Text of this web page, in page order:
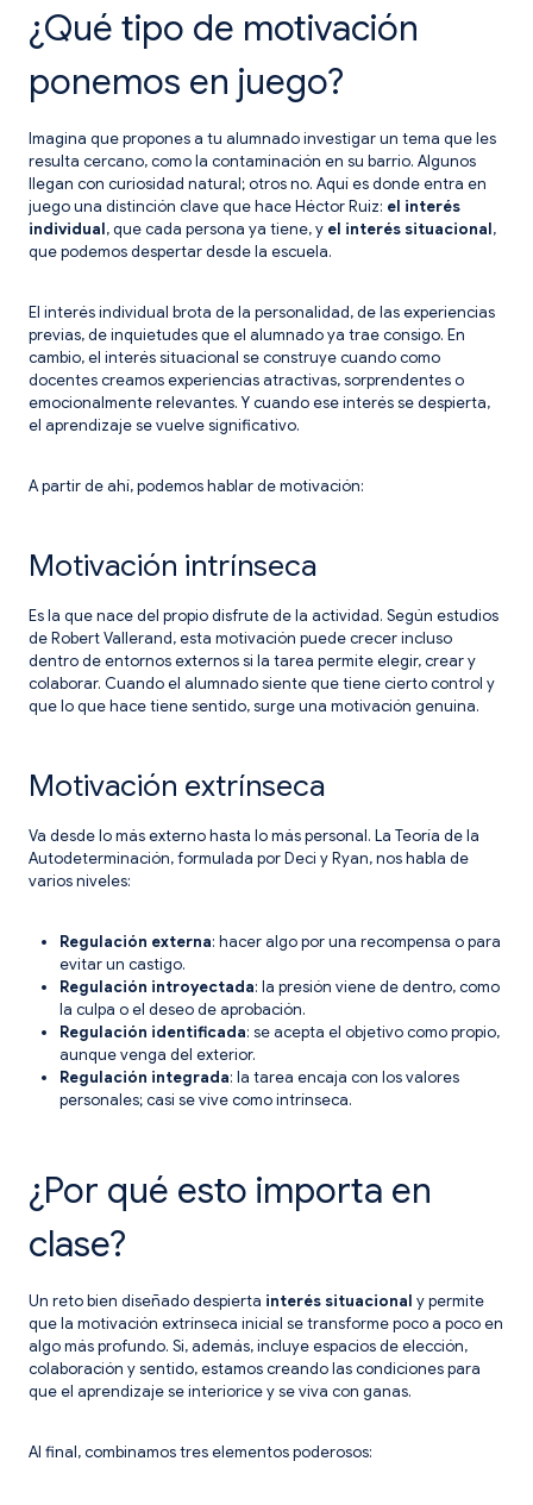
¿Qué tipo de motivación
ponemos en juego?
Imagina que propones a tu alumnado investigar un tema que les
resulta cercano, como la contaminación en su barrio. Algunos
llegan con curiosidad natural; otros no. Aquí es donde entra en
juego una distinción clave que hace Héctor Ruiz: el interés
individual, que cada persona ya tiene, y el interés situacional,
que podemos despertar desde la escuela.
El interés individual brota de la personalidad, de las experiencias
previas, de inquietudes que el alumnado ya trae consigo. En
cambio, el interés situacional se construye cuando como
docentes creamos experiencias atractivas, sorprendentes o
emocionalmente relevantes. Y cuando ese interés se despierta,
el aprendizaje se vuelve significativo.
A partir de ahí, podemos hablar de motivación:
Motivación intrínseca
Es la que nace del propio disfrute de la actividad. Según estudios
de Robert Vallerand, esta motivación puede crecer incluso
dentro de entornos externos si la tarea permite elegir, crear y
colaborar. Cuando el alumnado siente que tiene cierto control y
que lo que hace tiene sentido, surge una motivación genuina.
Motivación extrínseca
Va desde lo más externo hasta lo más personal. La Teoría de la
Autodeterminación, formulada por Deci y Ryan, nos habla de
varios niveles:
Regulación externa: hacer algo por una recompensa o para
evitar un castigo.
Regulación introyectada: la presión viene de dentro, como
la culpa o el deseo de aprobación.
Regulación identificada: se acepta el objetivo como propio,
aunque venga del exterior.
Regulación integrada: la tarea encaja con los valores
personales; casi se vive como intrínseca.
¿Por qué esto importa en
clase?
Un reto bien diseñado despierta interés situacional y permite
que la motivación extrínseca inicial se transforme poco a poco en
algo más profundo. Si, además, incluye espacios de elección,
colaboración y sentido, estamos creando las condiciones para
que el aprendizaje se interiorice y se viva con ganas.
Al final, combinamos tres elementos poderosos: